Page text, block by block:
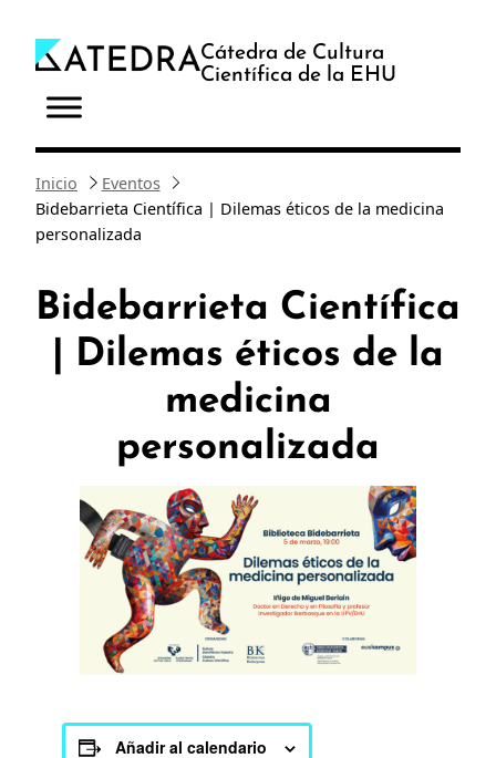
contenido
Cátedra de Cultura
Científica de la EHU
Inicio
Eventos
Bidebarrieta Científica | Dilemas éticos de la medicina
personalizada
Bidebarrieta Científica
| Dilemas éticos de la
medicina
personalizada
Añadir al calendario